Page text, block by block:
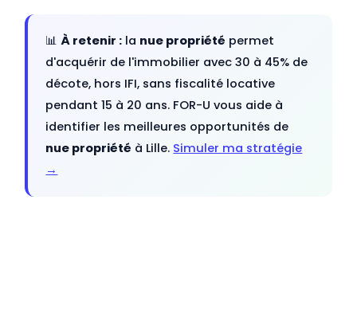
📊À retenir : la nue propriété permet
d'acquérir de l'immobilier avec 30 à 45% de
décote, hors IFI, sans fiscalité locative
pendant 15 à 20 ans. FOR-U vous aide à
identifier les meilleures opportunités de
nue propriété à Lille. Simuler ma stratégie
→